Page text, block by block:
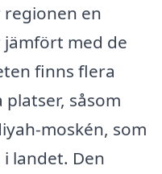
en
med de
finns flera
såsom
moskén, som
landet. Den